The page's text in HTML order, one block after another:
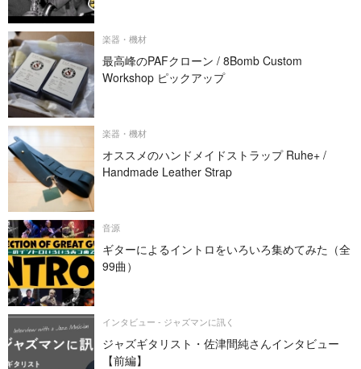
楽器・機材
最高峰のPAFクローン / 8Bomb Custom
Workshop ピックアップ
楽器・機材
オススメのハンドメイドストラップ Ruhe+ /
Handmade Leather Strap
音源
ギターによるイントロをいろいろ集めてみた（全
99曲）
インタビュー - ジャズマンに訊く
ジャズギタリスト・佐津間純さんインタビュー
【前編】